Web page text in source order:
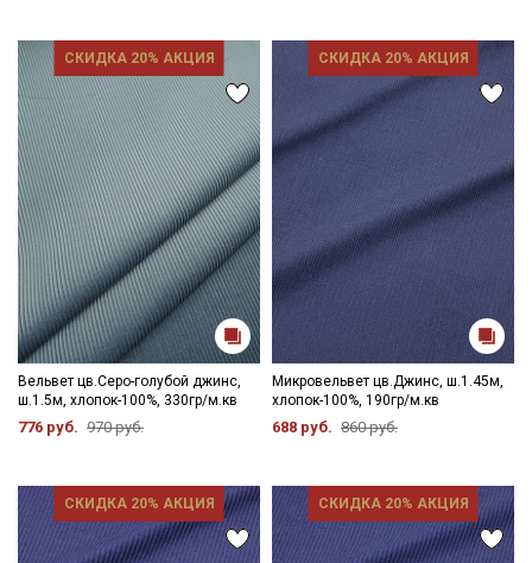
СКИДКА 20% АКЦИЯ
Вельвет цв.Серо-голубой джинс,
ш.1.5м, хлопок-100%, 330гр/м.кв
776 руб. 970 руб.
СКИДКА 20% АКЦИЯ
Микровельвет цв.Джинс, ш.1.45м,
хлопок-100%, 190гр/м.кв
688 руб. 860 руб.
СКИДКА 20% АКЦИЯ СКИДКА 20% АКЦИЯ